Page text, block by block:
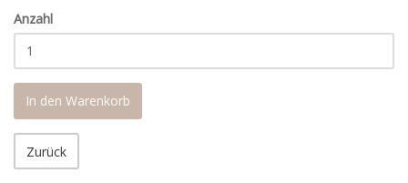
Anzahl
In den Warenkorb
Zurück